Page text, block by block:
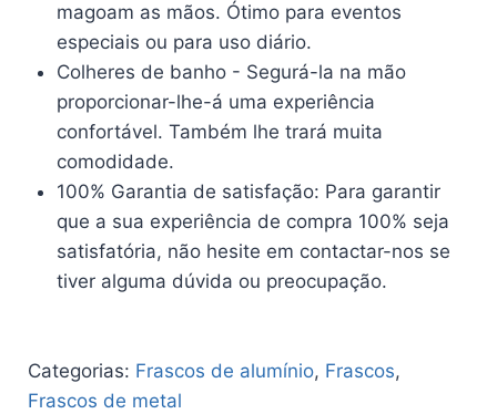
magoam as mãos. Ótimo para eventos
especiais ou para uso diário.
Colheres de banho - Segurá-la na mão
proporcionar-lhe-á uma experiência
confortável. Também lhe trará muita
comodidade.
100% Garantia de satisfação: Para garantir
que a sua experiência de compra 100% seja
satisfatória, não hesite em contactar-nos se
tiver alguma dúvida ou preocupação.
Categorias: Frascos de alumínio, Frascos,
Frascos de metal